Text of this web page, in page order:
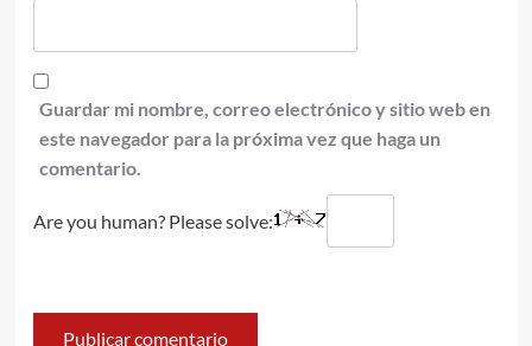
Guardar mi nombre, correo electrónico y sitio web en
este navegador para la próxima vez que haga un
comentario.
Are you human? Please solve: